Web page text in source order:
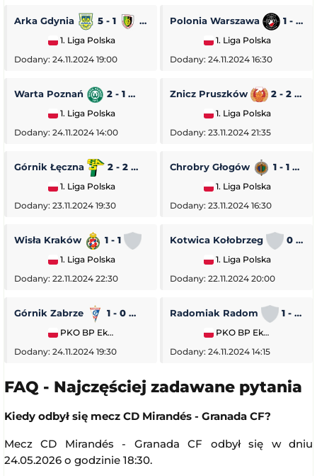
Arka Gdynia 5 - 1
1. Liga Polska
Dodany: 24.11.2024 19:00
Polonia Warszawa 1 - 0
1. Liga Polska
Dodany: 24.11.2024 16:30
Warta Poznań 2 - 1 Pogoń Siedlce
1. Liga Polska
Dodany: 24.11.2024 14:00
Znicz Pruszków 2 - 2
1. Liga Polska
Dodany: 23.11.2024 21:35
Górnik Łęczna 2 - 2 GKS Tychy
1. Liga Polska
Dodany: 23.11.2024 19:30
Chrobry Głogów 1 - 1
1. Liga Polska
Dodany: 23.11.2024 16:30
Wisła Kraków 1 - 1 Stal Rzeszów
1. Liga Polska
Dodany: 22.11.2024 22:30
Kotwica Kołobrzeg 0 - 5
1. Liga Polska
Dodany: 22.11.2024 20:00
Górnik Zabrze 1 - 0 Piast Gliwice
PKO BP Ekstraklasa
Dodany: 24.11.2024 19:30
Radomiak Radom 1 - 2
PKO BP Ekstraklasa
Dodany: 24.11.2024 14:15
FAQ - Najczęściej zadawane pytania
Kiedy odbył się mecz CD Mirandés - Granada CF?
Mecz CD Mirandés - Granada CF odbył się w dniu
24.05.2026 o godzinie 18:30.